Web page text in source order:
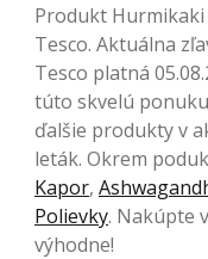
Produkt Hurmikaki
Tesco. Aktuálna
Tesco platná
túto skvelú
ďalšie produkty v
leták. Okrem
Kapor,
Polievky. Nakúpte
výhodne!